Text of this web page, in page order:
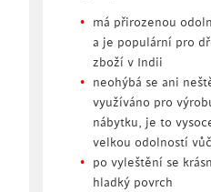
má přirozenou
a je populární pro
zboží v Indii
neohýbá se ani
využíváno pro
nábytku, je to
velkou odolností
po vyleštění se
hladký povrch